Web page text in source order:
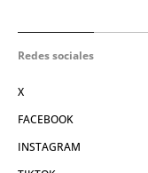
Redes sociales
X
FACEBOOK
INSTAGRAM